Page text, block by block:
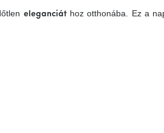
eleganciáthoz otthonába. Ez a